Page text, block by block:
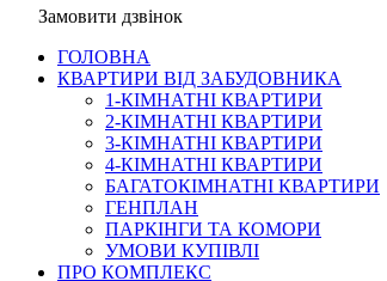
Замовити дзвінок
ГОЛОВНА
КВАРТИРИ ВІД ЗАБУДОВНИКА
1-КІМНАТНІ КВАРТИРИ
2-КІМНАТНІ КВАРТИРИ
3-КІМНАТНІ КВАРТИРИ
4-КІМНАТНІ КВАРТИРИ
БАГАТОКІМНАТНІ КВАРТИРИ
ГЕНПЛАН
ПАРКІНГИ ТА КОМОРИ
УМОВИ КУПІВЛІ
ПРО КОМПЛЕКС